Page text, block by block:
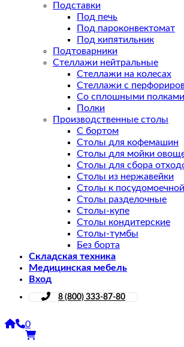
Подставки
Под печь
Под пароконвектомат
Под кипятильник
Подтоварники
Стеллажи нейтральные
Стеллажи на колесах
Стеллажи с
Со сплошными полками
Полки
Производственные столы
С бортом
Столы для кофемашин
Столы для мойки
Столы для сбора
Столы из нержавейки
Столы к
Столы разделочные
Столы-купе
Столы кондитерские
Столы-тумбы
Без борта
Складская техника
Медицинская мебель
Вход
8 (800) 333-87-80
0